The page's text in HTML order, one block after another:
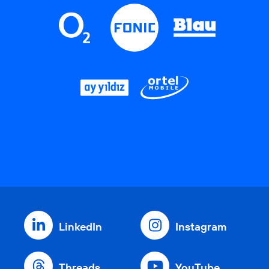
LinkedIn Instagram